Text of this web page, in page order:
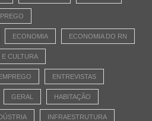
ECONOMIA ECONOMIA DO RN
E CULTURA
ENTREVISTAS
GERAL HABITAÇÃO
INFRAESTRUTURA